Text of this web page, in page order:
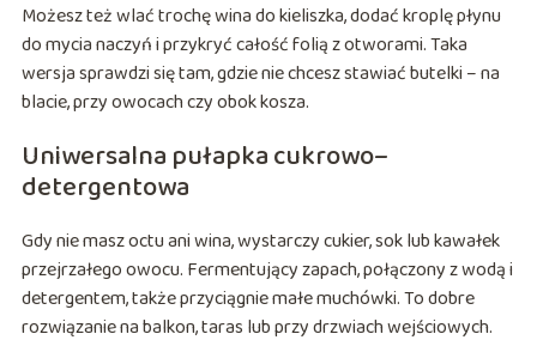
Możesz też wlać trochę wina do kieliszka, dodać kroplę płynu
do mycia naczyń i przykryć całość folią z otworami. Taka
wersja sprawdzi się tam, gdzie nie chcesz stawiać butelki – na
blacie, przy owocach czy obok kosza.
Uniwersalna pułapka cukrowo–
detergentowa
Gdy nie masz octu ani wina, wystarczy cukier, sok lub kawałek
przejrzałego owocu. Fermentujący zapach, połączony z wodą i
detergentem, także przyciągnie małe muchówki. To dobre
rozwiązanie na balkon, taras lub przy drzwiach wejściowych.